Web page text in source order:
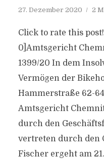
27. Dezember 2020 2
Click to rate this
0]Amtsgericht
1399/20 In dem
Vermögen der
Hammerstraße 62-
Amtsgericht
durch den
vertreten durch den
Fischer ergeht am